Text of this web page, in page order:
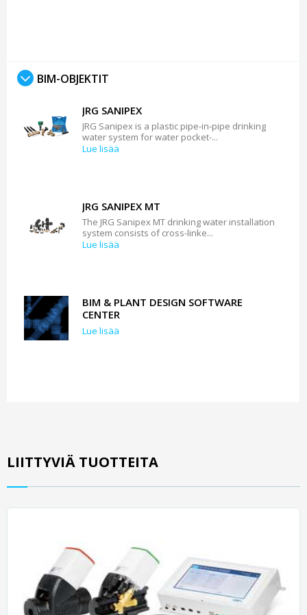
BIM-OBJEKTIT
JRG SANIPEX
JRG Sanipex is a plastic pipe-in-pipe drinking
water system for water pocket-...
Lue lisää
JRG SANIPEX MT
The JRG Sanipex MT drinking water installation
system consists of cross-linke...
Lue lisää
BIM & PLANT DESIGN SOFTWARE
CENTER
Lue lisää
LIITTYVIÄ TUOTTEITA